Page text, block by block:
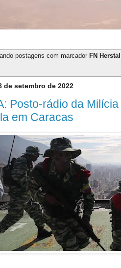
postagens com marcador FN Herstal
de setembro de 2022
Posto-rádio da
em Caracas